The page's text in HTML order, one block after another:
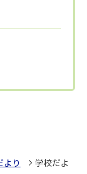
より
学校だよ